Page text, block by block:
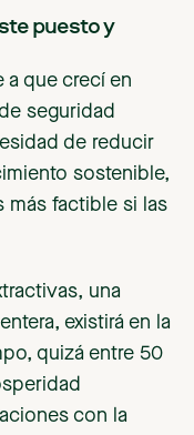
puesto y
a que crecí en
seguridad
de reducir
sostenible,
más factible si las
una
existirá en la
quizá entre 50
con la